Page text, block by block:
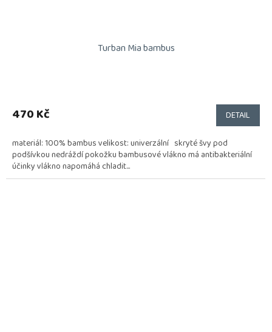
Turban Mia bambus
470 Kč DETAIL
materiál: 100% bambus velikost: univerzální skryté švy pod
podšívkou nedráždí pokožku bambusové vlákno má antibakteriální
účinky vlákno napomáhá chladit...